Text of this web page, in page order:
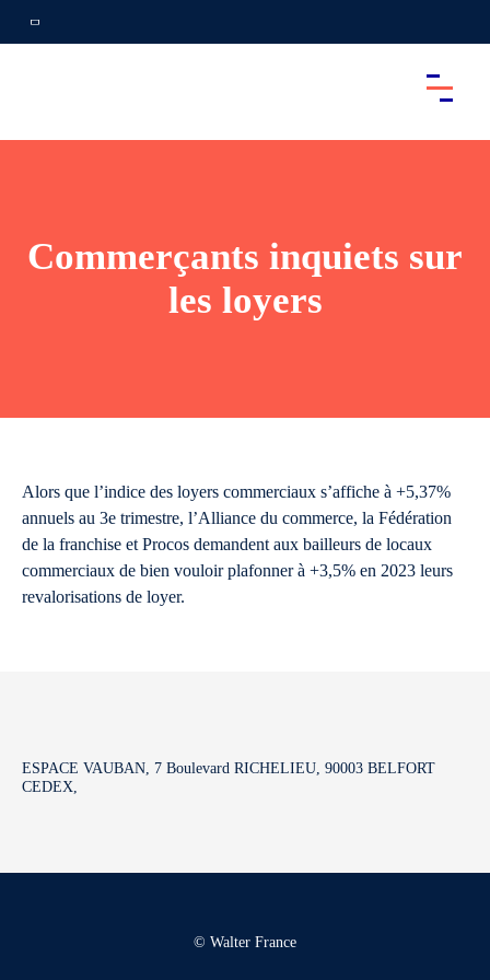
Commerçants inquiets sur
les loyers
Alors que l’indice des loyers commerciaux s’affiche à +5,37%
annuels au 3e trimestre, l’Alliance du commerce, la Fédération
de la franchise et Procos demandent aux bailleurs de locaux
commerciaux de bien vouloir plafonner à +3,5% en 2023 leurs
revalorisations de loyer.
ESPACE VAUBAN, 7 Boulevard RICHELIEU, 90003 BELFORT
CEDEX,
© Walter France